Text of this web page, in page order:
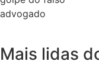
Mais lidas